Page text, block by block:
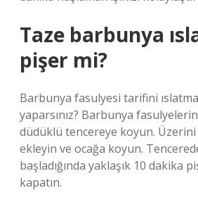
Taze barbunya
pişer mi?
Barbunya fasulyesi tarifini
yaparsınız? Barbunya
düdüklü tencereye koyun.
ekleyin ve ocağa koyun.
başladığında yaklaşık 10 dakika
kapatın.